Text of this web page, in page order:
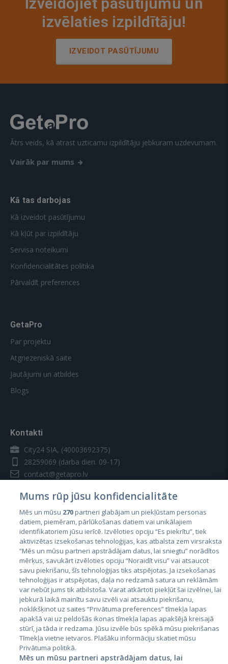
izvēlaties izpildītāju!
IZVEIDOT PASŪTĪJUMU
Ātrs veids, kā atrast uzticamu izpildītāju jebkuram uzdevumam.
Vairāk par mums
Kā tas darbojas
Kā izveidot pasūtījumu
Kā kļūt par izpildītāju
Servisa noteikumi
Konfidencialitātes politika
Pārvaldīt preferences
GetaPro
Par projektu
Atgriezeniskā saite
Jautājumi un atbildes
Blogs
Kontakti
City24 SIA, (40003692375)
28259069 (darba dien. 09-17)
contact@getapro.lv
Valstis
Igaunija
Latvija
Lietuva
Mums rūp jūsu konfidencialitāte
Mēs un mūsu 270partneri glabājam un piekļūstam personas
datiem, piemēram, pārlūkošanas datiem vai unikālajiem
identifikatoriem jūsu ierīcē. Izvēloties opciju “Es piekrītu”, tiek
aktivizētas izsekošanas tehnoloģijas, kas atbalsta zem virsraksta
“Mēs un mūsu partneri apstrādājam datus, lai sniegtu” norādītos
mērķus, savukārt izvēloties opciju “Noraidīt visu” vai atsaucot
savu piekrišanu, šīs tehnoloģijas tiks atspējotas. Ja izsekošanas
tehnoloģijas ir atspējotas, daļa no redzamā satura un reklāmām
var nebūt jums tik atbilstoša. Varat atkārtoti piekļūt šai izvēlnei, lai
jebkurā laikā mainītu savu izvēli vai atsauktu piekrišanu,
noklikšķinot uz saites “Privātuma preferences” tīmekļa lapas
apakšā vai uz peldošās ikonas tīmekļa lapas apakšējā kreisajā
stūrī, ja tāda ir redzama. Jūsu izvēle būs spēkā mūsu piekrišanas
Tīmekļa vietne ietvaros. Plašāku informāciju skatiet mūsu
Privātuma politikā.
Mēs un mūsu partneri apstrādājam datus, lai